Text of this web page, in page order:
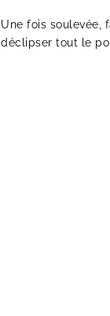
Une fois soulevée,
déclipser tout le